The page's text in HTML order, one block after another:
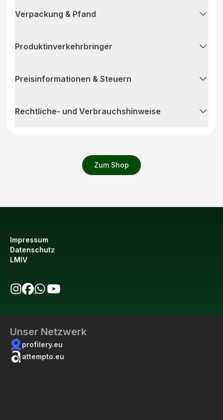
Zum Shop
Verpackung & Pfand
Produktinverkehrbringer
Preisinformationen & Steuern
Rechtliche- und Verbrauchshinweise
Impressum
Datenschutz
LMIV
Unser Netzwerk
profilery.eu
attempto.eu